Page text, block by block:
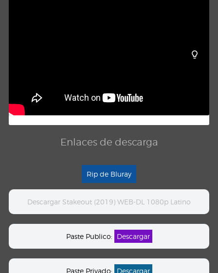
Enlaces de descarga
Rip de Bluray
Descargar Stakeout (2019) WEB-DL 1080p Latino
Paste Publico: Descargar
Paste Privado: Descargar